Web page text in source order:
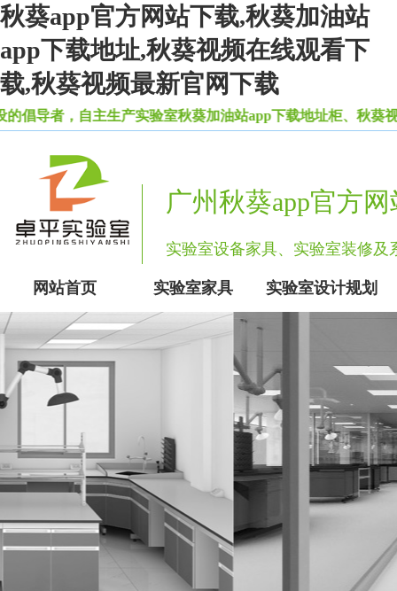
秋葵app官方网站下载,秋葵加油站
app下载地址,秋葵视频在线观看下
载,秋葵视频最新官网下载
，自主生产实验室秋葵加油站app下载地址柜、秋葵
广州秋葵app官方
实验室设备家具、实验室装修
网站首页 实验室家具 实验室设计规划